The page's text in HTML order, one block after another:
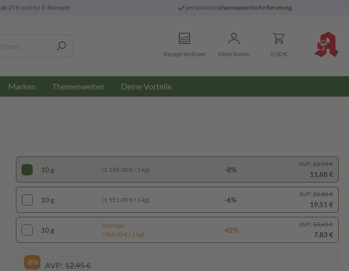
ab 29 € und für E-Rezepte persönliche pharmazeutische Beratung
Rezept einlösen Mein Konto 0,00 €
Marken Themenwelten Deine Vorteile
10 g (1.188,00 € / 1 kg) -8%
AVP: 12,95 €
11,88 €
10 g (1.951,00 € / 1 kg) -6%
AVP: 20,85 €
19,51 €
10 g
Spartipp
(783,00 € / 1 kg)
-42%
AVP: 13,45 €
7,83 €
-8% AVP: 12,95 €